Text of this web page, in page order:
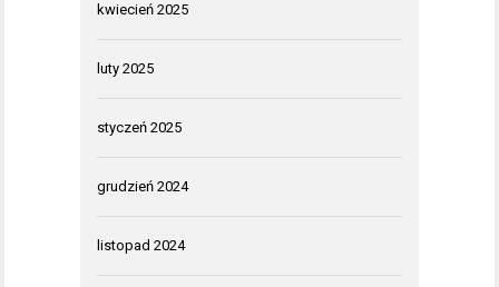
kwiecień 2025
luty 2025
styczeń 2025
grudzień 2024
listopad 2024